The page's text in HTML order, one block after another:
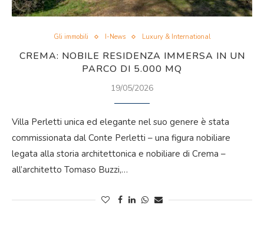
Gli immobili I-News Luxury & International
CREMA: NOBILE RESIDENZA IMMERSA IN UN
PARCO DI 5.000 MQ
19/05/2026
Villa Perletti unica ed elegante nel suo genere è stata
commissionata dal Conte Perletti – una figura nobiliare
legata alla storia architettonica e nobiliare di Crema –
all’architetto Tomaso Buzzi,…